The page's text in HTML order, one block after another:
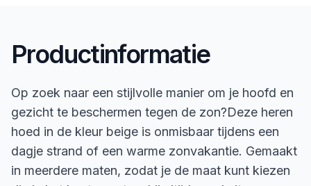
Productinformatie
Op zoek naar een stijlvolle manier om je hoofd en
gezicht te beschermen tegen de zon?Deze heren
hoed in de kleur beige is onmisbaar tijdens een
dagje strand of een warme zonvakantie. Gemaakt
in meerdere maten, zodat je de maat kunt kiezen